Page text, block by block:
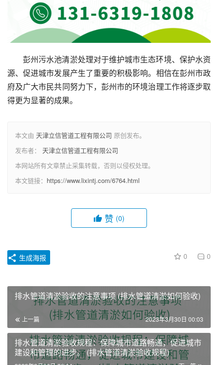
彭州污水池清淤处理对于维护城市生态环境、保护水资
源、促进城市发展产生了重要的积极影响。相信在彭州市政
府及广大市民共同努力下，彭州市的环境治理工作将逐步取
得更为显著的成果。
本文由 天津立信管道工程有限公司 原创发布。
发布者： 天津立信管道工程有限公司
本网站所有文章禁止采集转载，否则以侵权处理。
本文链接： https://www.lixintj.com/6764.html
赞 (0)
0 0
生成海报
排水管道清淤验收的注意事项 (排水管道清淤如何验收)
上一篇 2023年3月30日 00:03
排水管道清淤验收规程：保障城市道路畅通，促进城市
建设和管理的进步。 (排水管道清淤验收规程)